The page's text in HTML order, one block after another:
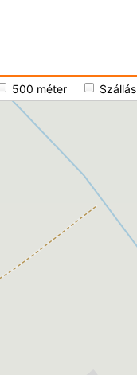
500 méter Szállás